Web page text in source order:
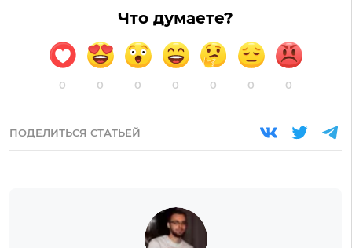
Что думаете?
0 0 0 0 0 0 0
ПОДЕЛИТЬСЯ СТАТЬЕЙ